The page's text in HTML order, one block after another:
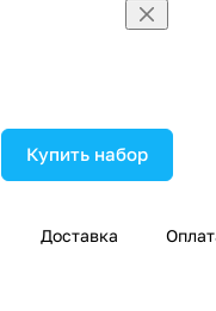
Купить набор
Доставка